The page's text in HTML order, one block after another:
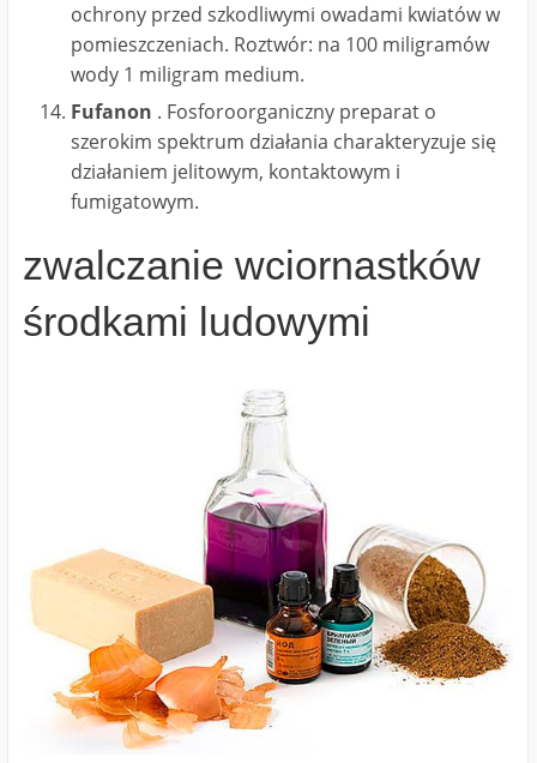
ochrony przed szkodliwymi owadami kwiatów w
pomieszczeniach. Roztwór: na 100 miligramów
wody 1 miligram medium.
Fufanon . Fosforoorganiczny preparat o
szerokim spektrum działania charakteryzuje się
działaniem jelitowym, kontaktowym i
fumigatowym.
zwalczanie wciornastków
środkami ludowymi